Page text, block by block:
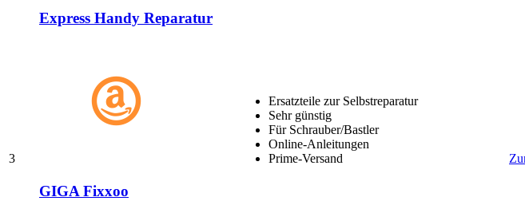
Express Handy Reparatur
3
GIGA Fixxoo
Ersatzteile zur Selbstreparatur
Sehr günstig
Für Schrauber/Bastler
Online-Anleitungen
Prime-Versand